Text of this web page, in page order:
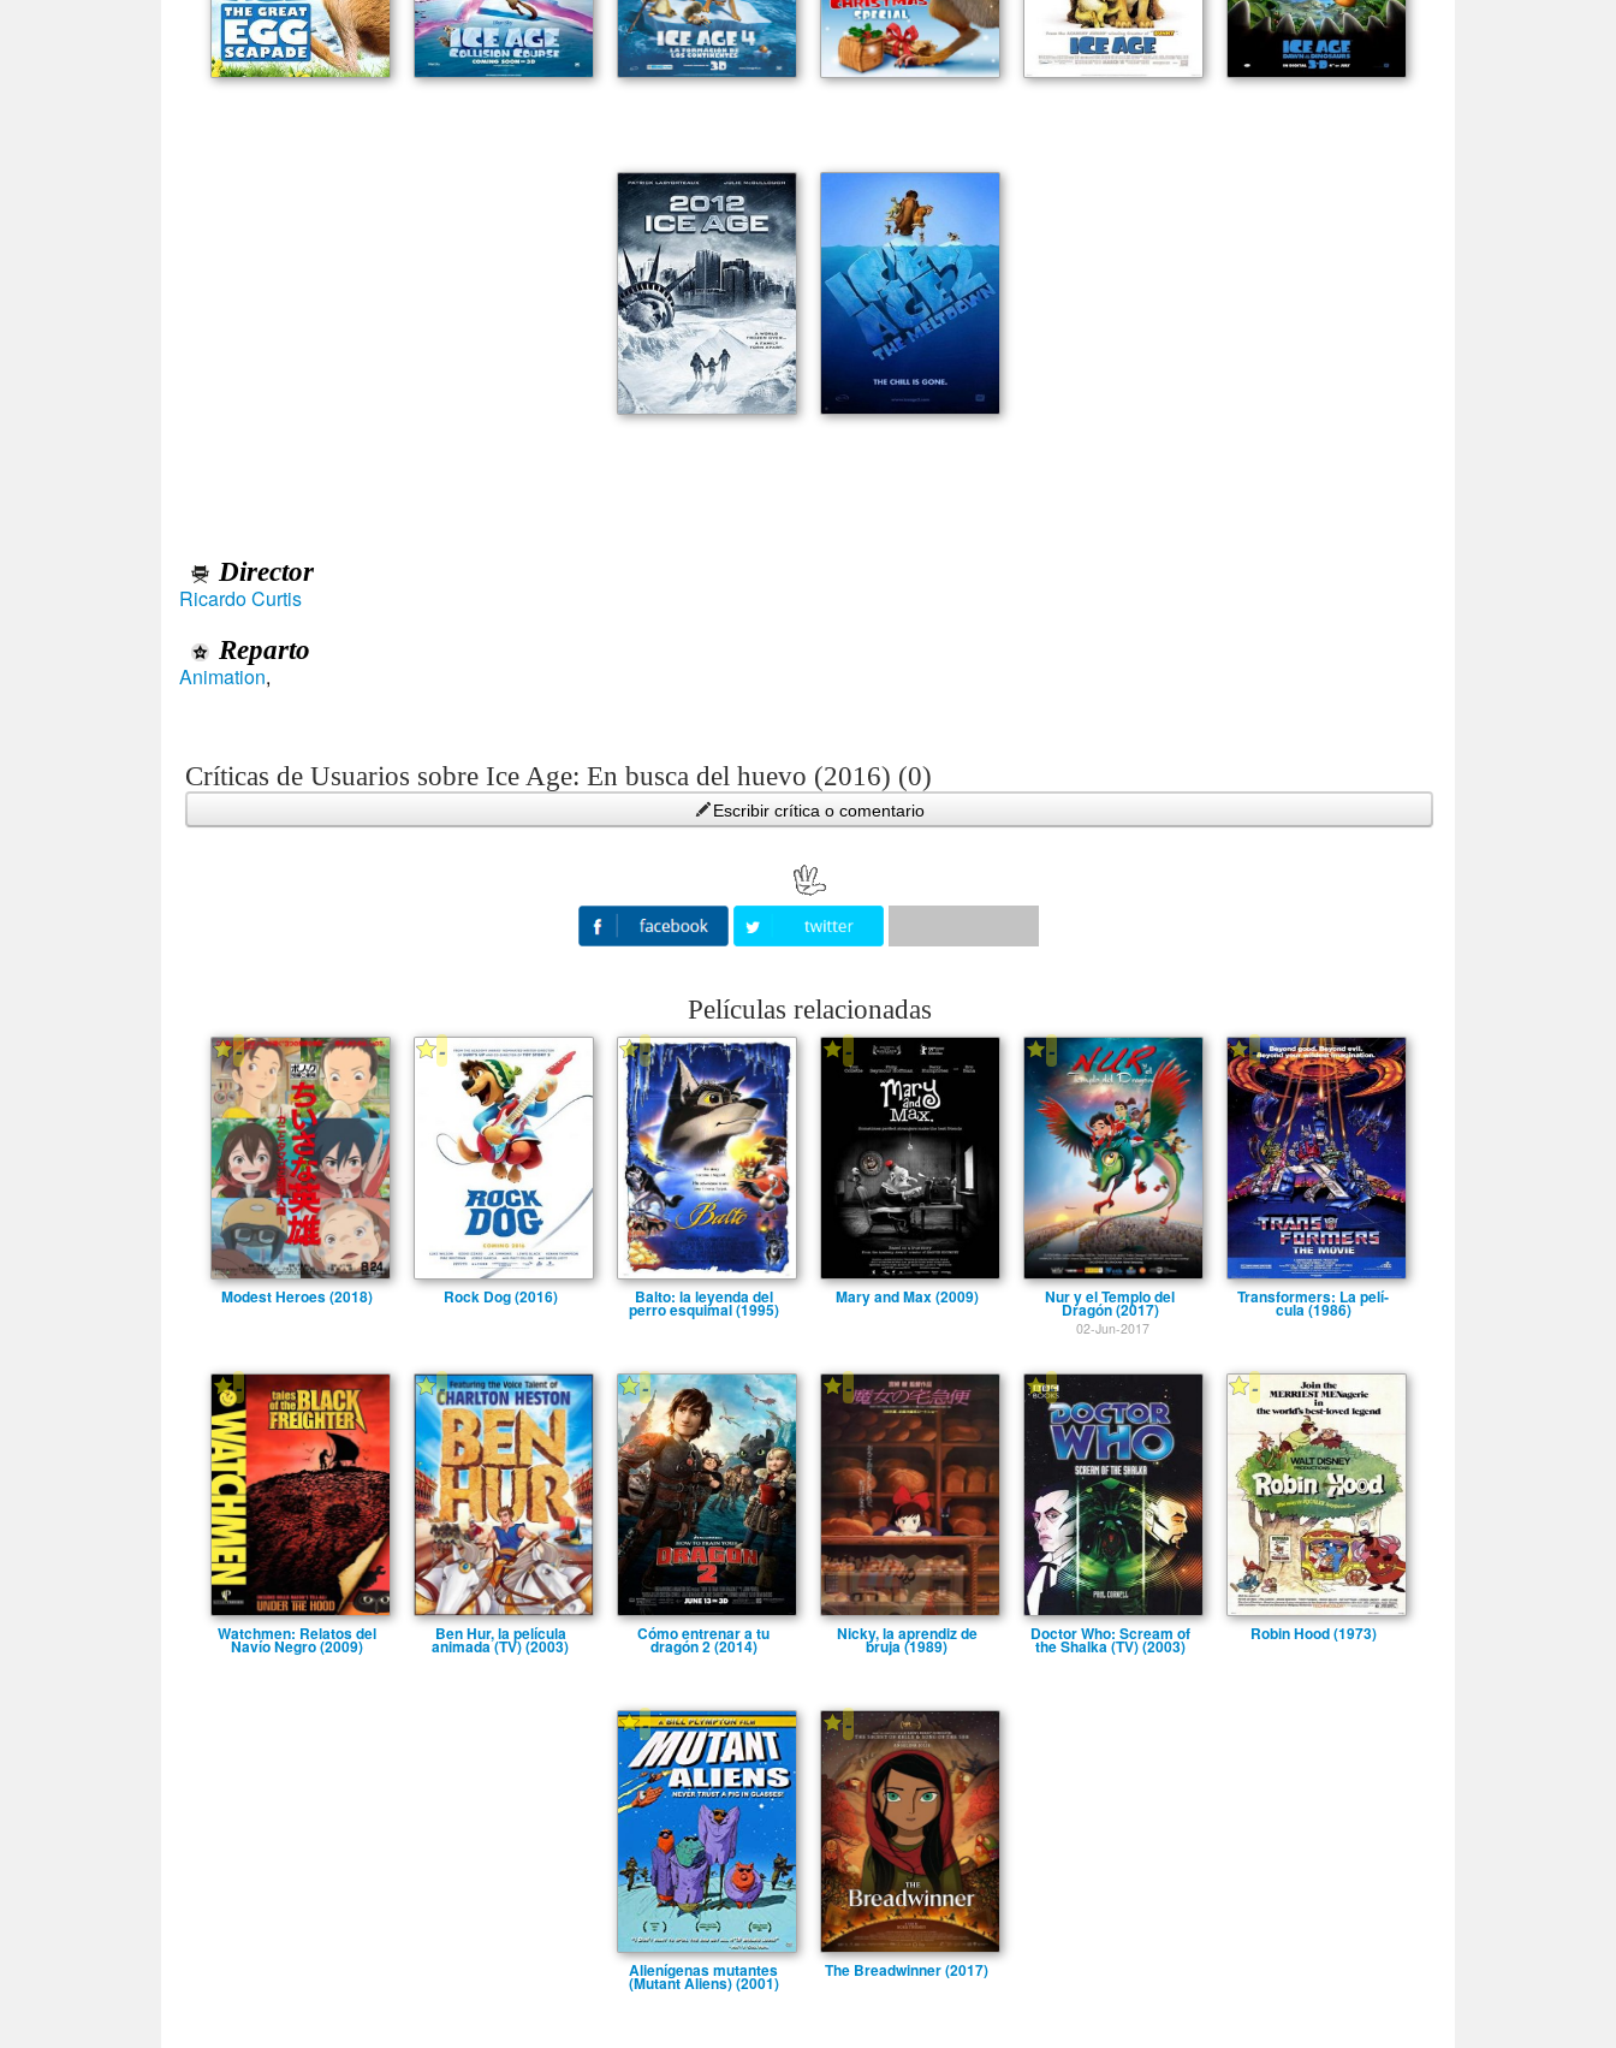
Director
Ricardo Curtis
Reparto
Animation,
Críticas de Usuarios sobre Ice Age: En busca del huevo (2016) (0)
Escribir crítica o comentario
Películas relacionadas
-
Modest Heroes (2018)
-
Rock Dog (2016)
-
Balto: la leyenda del
perro esquimal (1995)
-
Mary and Max (2009)
-
Nur y el Templo del
Dragón (2017)
02-Jun-2017
-
Transformers: La pelí­
cula (1986)
-
Watchmen: Relatos del
Naví­o Negro (2009)
-
Ben Hur, la pelí­cula
animada (TV) (2003)
-
Cómo entrenar a tu
dragón 2 (2014)
-
Nicky, la aprendiz de
bruja (1989)
-
Doctor Who: Scream of
the Shalka (TV) (2003)
-
Robin Hood (1973)
-
Aliení­genas mutantes
(Mutant Aliens) (2001)
-
The Breadwinner (2017)